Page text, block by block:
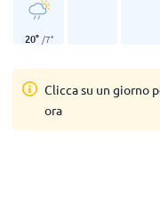
20° /7°
Clicca su un giorno
ora